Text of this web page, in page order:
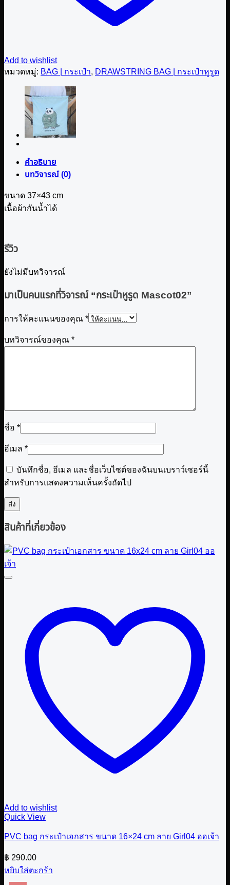
Add to wishlist
หมวดหมู่: BAG | กระเป๋า, DRAWSTRING BAG | กระเป๋าหูรูด
คำอธิบาย
บทวิจารณ์ (0)
ขนาด 37×43 cm
เนื้อผ้ากันน้ำได้
รีวิว
ยังไม่มีบทวิจารณ์
มาเป็นคนแรกที่วิจารณ์ “กระเป๋าหูรูด Mascot02”
การให้คะแนนของคุณ *
บทวิจารณ์ของคุณ *
ชื่อ *
อีเมล *
บันทึกชื่อ, อีเมล และชื่อเว็บไซต์ของฉันบนเบราว์เซอร์นี้
สำหรับการแสดงความเห็นครั้งถัดไป
สินค้าที่เกี่ยวข้อง
Add to wishlist
Quick View
PVC bag กระเป๋าเอกสาร ขนาด 16×24 cm ลาย Girl04 ออเจ้า
฿ 290.00
หยิบใส่ตะกร้า